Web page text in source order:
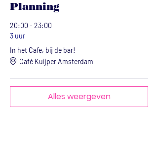
Planning
20:00 - 23:00
3 uur
In het Cafe, bij de bar!
Café Kuijper Amsterdam
Alles weergeven